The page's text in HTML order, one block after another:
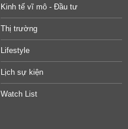
Kinh tế vĩ mô - Đầu tư
Thị trường
Lifestyle
Lịch sự kiện
Watch List